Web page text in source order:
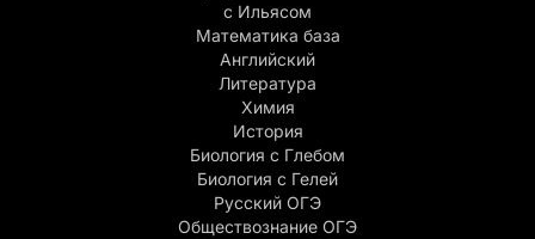
c Ильясом
Математика база
Английский
Литература
Химия
История
Биология с Глебом
Биология с Гелей
Русский ОГЭ
Обществознание ОГЭ